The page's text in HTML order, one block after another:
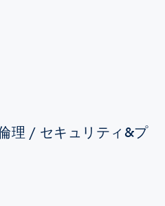
理 / セキュリティ&プ